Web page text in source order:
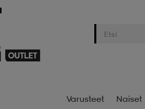
Varusteet Naiset